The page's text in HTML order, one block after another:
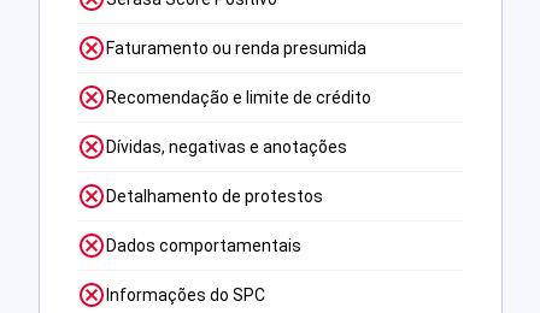
Faturamento ou renda presumida
Recomendação e limite de crédito
Dívidas, negativas e anotações
Detalhamento de protestos
Dados comportamentais
Informações do SPC